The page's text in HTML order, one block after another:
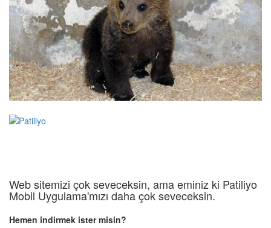
Web sitemizi çok seveceksin, ama eminiz ki Patiliyo
Mobil Uygulama'mızı daha çok seveceksin.
Hemen indirmek ister misin?